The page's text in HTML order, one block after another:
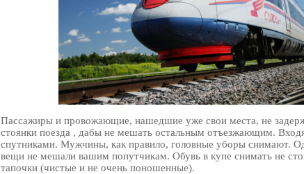
Пассажиры и провожающие, нашедшие уже свои места, не
стоянки поезда , дабы не мешать остальным отъезжающим.
спутниками. Мужчины, как правило, головные уборы снимают.
вещи не мешали вашим попутчикам. Обувь в купе снимать не
тапочки (чистые и не очень поношенные).